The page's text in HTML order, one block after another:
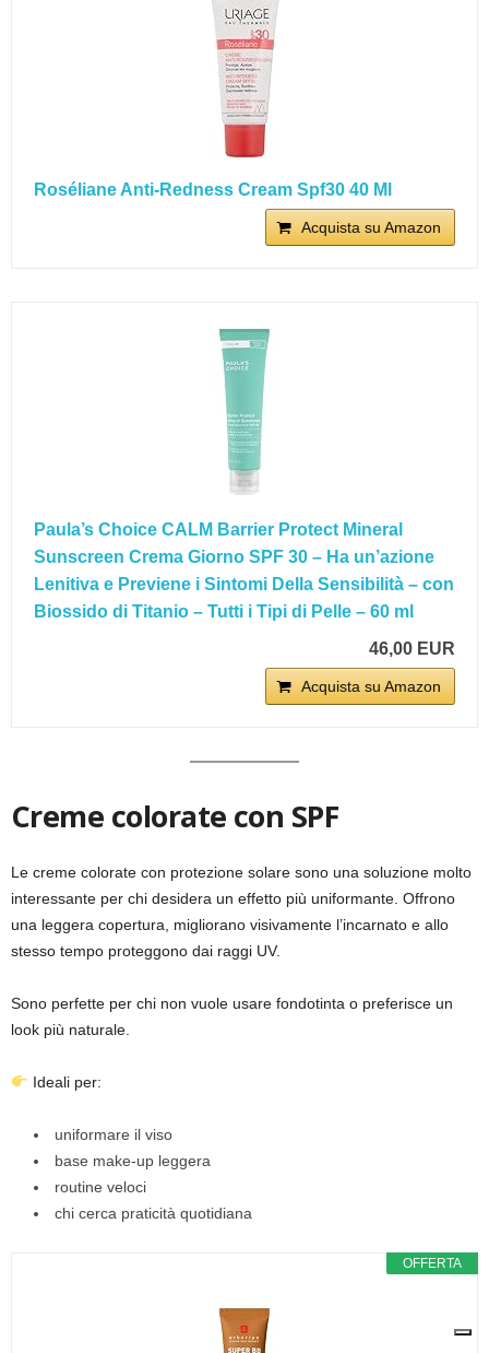
Roséliane Anti-Redness Cream Spf30 40 Ml
Acquista su Amazon
Paula’s Choice CALM Barrier Protect Mineral
Sunscreen Crema Giorno SPF 30 – Ha un’azione
Lenitiva e Previene i Sintomi Della Sensibilità – con
Biossido di Titanio – Tutti i Tipi di Pelle – 60 ml
46,00 EUR
Acquista su Amazon
Creme colorate con SPF
Le creme colorate con protezione solare sono una soluzione molto
interessante per chi desidera un effetto più uniformante. Offrono
una leggera copertura, migliorano visivamente l’incarnato e allo
stesso tempo proteggono dai raggi UV.
Sono perfette per chi non vuole usare fondotinta o preferisce un
look più naturale.
Ideali per:
uniformare il viso
base make-up leggera
routine veloci
chi cerca praticità quotidiana
OFFERTA